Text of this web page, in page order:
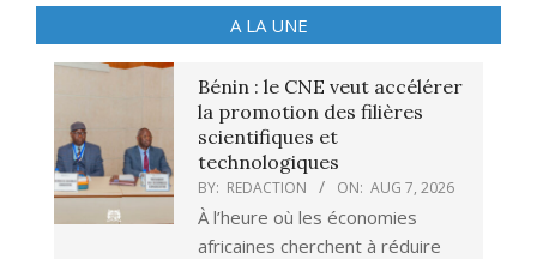
A LA UNE
Bénin : le CNE veut accélérer
la promotion des filières
scientifiques et
technologiques
BY: REDACTION ON: AUG 7, 2026
À l’heure où les économies
africaines cherchent à réduire